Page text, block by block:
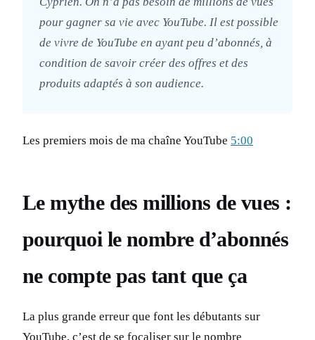
pour gagner sa vie avec YouTube. Il est possible
de vivre de YouTube en ayant peu d’abonnés, à
condition de savoir créer des offres et des
produits adaptés à son audience.
Les premiers mois de ma chaîne YouTube 5:00
Le mythe des millions de vues :
pourquoi le nombre d’abonnés
ne compte pas tant que ça
La plus grande erreur que font les débutants sur
YouTube, c’est de se focaliser sur le nombre